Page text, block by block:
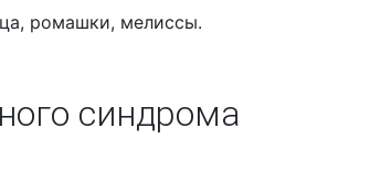
ромашки, мелиссы.
синдрома